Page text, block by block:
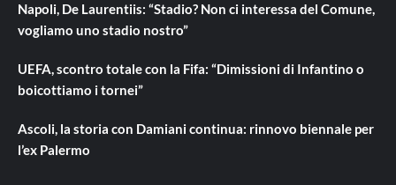
Napoli, De Laurentiis: “Stadio? Non ci interessa del Comune,
vogliamo uno stadio nostro”
UEFA, scontro totale con la Fifa: “Dimissioni di Infantino o
boicottiamo i tornei”
Ascoli, la storia con Damiani continua: rinnovo biennale per
l’ex Palermo